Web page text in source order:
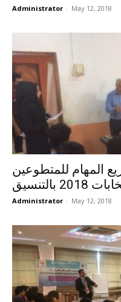
Administrator - May 12, 2018
المهام للمتطوعين
Administrator - May 12, 2018